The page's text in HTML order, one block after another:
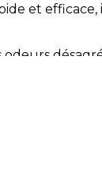
et
odeurs
vos